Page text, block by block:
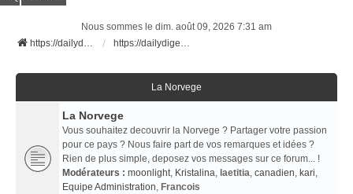
Nous sommes le dim. août 09, 2026 7:31 am
https://dailydigesthub.com
https://dailydigesthub.com
La Norvege
La Norvege
Vous souhaitez decouvrir la Norvege ? Partager votre passion
pour ce pays ? Nous faire part de vos remarques et idées ?
Rien de plus simple, deposez vos messages sur ce forum... !
Modérateurs : moonlight, Kristalina, laetitia, canadien, kari,
Equipe Administration, Francois